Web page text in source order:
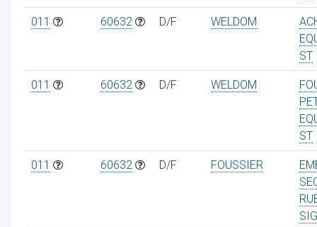
011 60632 D/F WELDOM
ST
011 60632 D/F WELDOM
ST
011 60632 D/F FOUSSIER